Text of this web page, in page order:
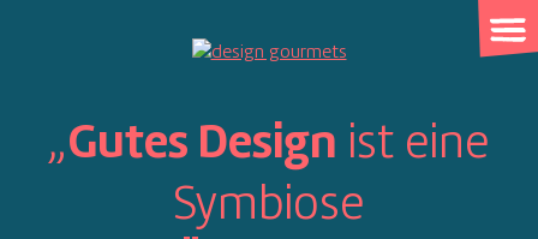
„Gutes Design ist eine
Symbiose